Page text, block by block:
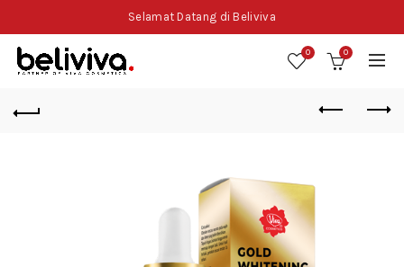
Selamat Datang di Beliviva
0 0